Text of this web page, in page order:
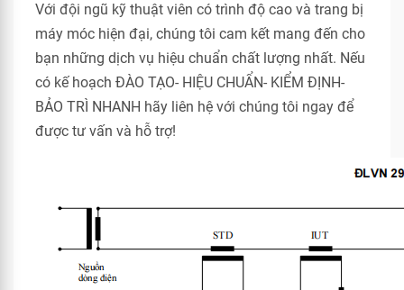
Với đội ngũ kỹ thuật viên có trình độ cao và trang bị
máy móc hiện đại, chúng tôi cam kết mang đến cho
bạn những dịch vụ hiệu chuẩn chất lượng nhất. Nếu
có kế hoạch ĐÀO TẠO- HIỆU CHUẨN- KIỂM ĐỊNH-
BẢO TRÌ NHANH hãy liên hệ với chúng tôi ngay để
được tư vấn và hỗ trợ!